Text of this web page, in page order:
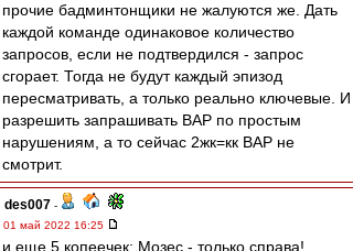
прочие бадминтонщики не жалуются же. Дать
каждой команде одинаковое количество
запросов, если не подтвердился - запрос
сгорает. Тогда не будут каждый эпизод
пересматривать, а только реально ключевые. И
разрешить запрашивать ВАР по простым
нарушениям, а то сейчас 2жк=кк ВАР не
смотрит.
des007 -
01 май 2022 16:25
и еще 5 копеечек: Мозес - только справа!